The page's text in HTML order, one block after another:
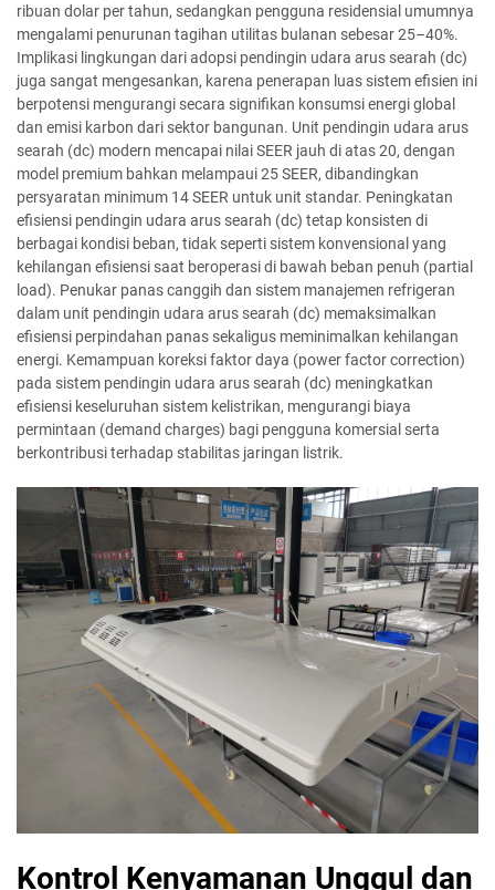
ribuan dolar per tahun, sedangkan pengguna residensial umumnya
mengalami penurunan tagihan utilitas bulanan sebesar 25–40%.
Implikasi lingkungan dari adopsi pendingin udara arus searah (dc)
juga sangat mengesankan, karena penerapan luas sistem efisien ini
berpotensi mengurangi secara signifikan konsumsi energi global
dan emisi karbon dari sektor bangunan. Unit pendingin udara arus
searah (dc) modern mencapai nilai SEER jauh di atas 20, dengan
model premium bahkan melampaui 25 SEER, dibandingkan
persyaratan minimum 14 SEER untuk unit standar. Peningkatan
efisiensi pendingin udara arus searah (dc) tetap konsisten di
berbagai kondisi beban, tidak seperti sistem konvensional yang
kehilangan efisiensi saat beroperasi di bawah beban penuh (partial
load). Penukar panas canggih dan sistem manajemen refrigeran
dalam unit pendingin udara arus searah (dc) memaksimalkan
efisiensi perpindahan panas sekaligus meminimalkan kehilangan
energi. Kemampuan koreksi faktor daya (power factor correction)
pada sistem pendingin udara arus searah (dc) meningkatkan
efisiensi keseluruhan sistem kelistrikan, mengurangi biaya
permintaan (demand charges) bagi pengguna komersial serta
berkontribusi terhadap stabilitas jaringan listrik.
Kontrol Kenyamanan Unggul dan